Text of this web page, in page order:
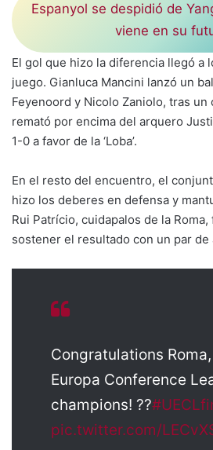
Espanyol se despidió de
viene en su
El gol que hizo la diferencia llegó a
juego. Gianluca Mancini lanzó un
Feyenoord y Nicolo Zaniolo, tras
remató por encima del arquero
1-0 a favor de la ‘Loba’.
En el resto del encuentro, el
hizo los deberes en defensa y
Rui Patrício, cuidapalos de la
sostener el resultado con un par de
Congratulations
Europa Conference
champions! ??
pic.twitter.com/